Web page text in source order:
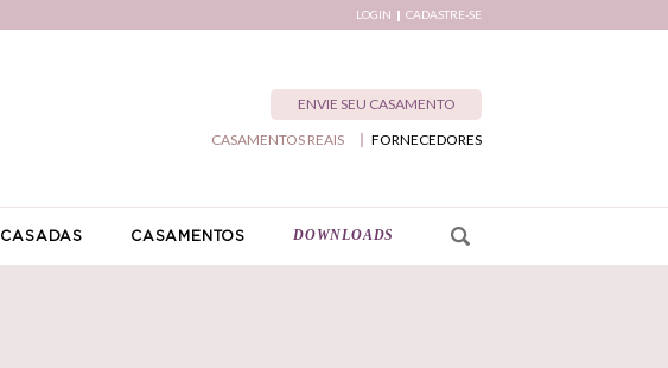
LOGIN CADASTRE-SE
ENVIE SEU CASAMENTO
FORNECEDORES
CASAMENTOS REAIS
CASADAS CASAMENTOS DOWNLOADS